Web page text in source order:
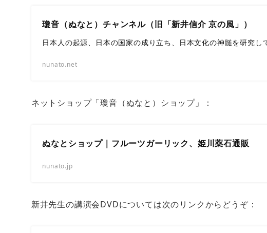
瓊音（ぬなと）チャンネル（旧「新井信介 京の風」）
日本人の起源、日本の国家の成り立ち、日本文化の神髄を研究し
nunato.net
ネットショップ「瓊音（ぬなと）ショップ」：
ぬなとショップ｜フルーツガーリック、姫川薬石通販
nunato.jp
新井先生の講演会DVDについては次のリンクからどうぞ：